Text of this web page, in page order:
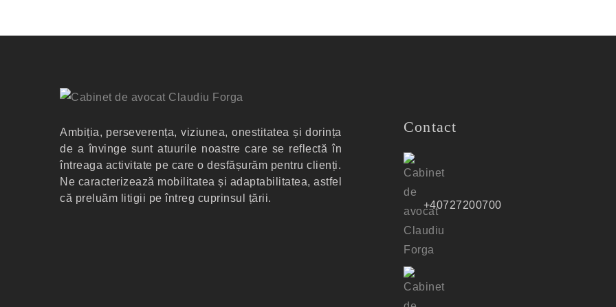
Ambiția, perseverența, viziunea, onestitatea și dorința
de a învinge sunt atuurile noastre care se reflectă în
întreaga activitate pe care o desfășurăm pentru clienți.
Ne caracterizează mobilitatea și adaptabilitatea, astfel
că preluăm litigii pe întreg cuprinsul țării.
Contact
+40727200700